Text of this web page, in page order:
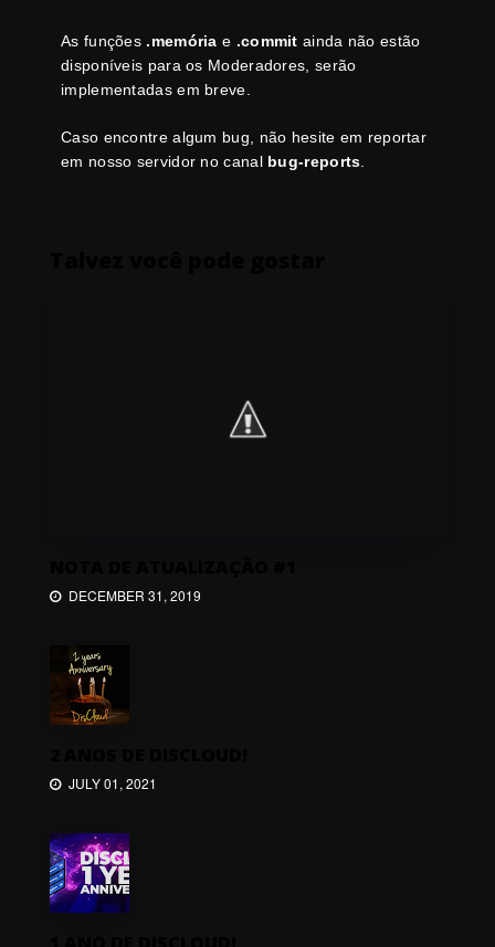
As funções .memória e .commit ainda não estão
disponíveis para os Moderadores, serão
implementadas em breve.
Caso encontre algum bug, não hesite em reportar
em nosso servidor no canal bug-reports.
DECEMBER 31, 2019
JULY 01, 2021